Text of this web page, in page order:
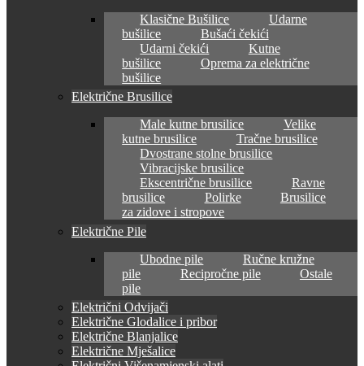
Klasične Bušilice
Udarne
bušilice
Bušaći čekići
Udarni čekići
Kutne
bušilice
Oprema za električne
bušilice
Električne Brusilice
Male kutne brusilice
Velike
kutne brusilice
Tračne brusilice
Dvostrane stolne brusilice
Vibracijske brusilice
Ekscentrične brusilice
Ravne
brusilice
Polirke
Brusilice
za zidove i stropove
Električne Pile
Ubodne pile
Ručne kružne
pile
Recipročne pile
Ostale
pile
Električni Odvijači
Električne Glodalice i pribor
Električne Blanjalice
Električne Mješalice